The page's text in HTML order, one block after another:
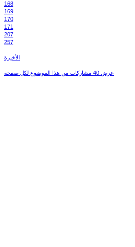
168
169
170
171
207
257
الأخيرة
عرض 40 مشاركات من هذا الموضوع لكل صفحة